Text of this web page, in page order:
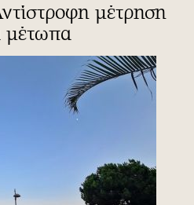
μέτρηση
μέτωπα